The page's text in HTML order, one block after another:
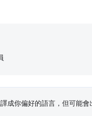
成你偏好的語言，但可能會